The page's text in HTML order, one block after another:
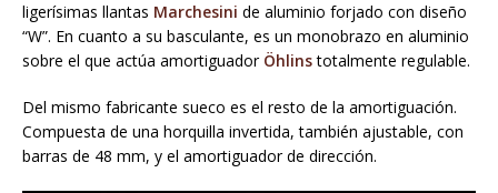
ligerísimas llantas Marchesini de aluminio forjado con diseño
“W”. En cuanto a su basculante, es un monobrazo en aluminio
sobre el que actúa amortiguador Öhlinstotalmente regulable.
Del mismo fabricante sueco es el resto de la amortiguación.
Compuesta de una horquilla invertida, también ajustable, con
barras de 48 mm, y el amortiguador de dirección.